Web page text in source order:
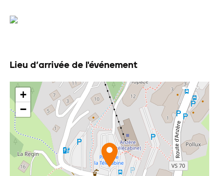
Lieu d’arrivée de l'événement
+
−